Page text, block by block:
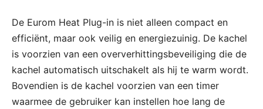
De Eurom Heat Plug-in is niet alleen compact en
efficiënt, maar ook veilig en energiezuinig. De kachel
is voorzien van een oververhittingsbeveiliging die de
kachel automatisch uitschakelt als hij te warm wordt.
Bovendien is de kachel voorzien van een timer
waarmee de gebruiker kan instellen hoe lang de